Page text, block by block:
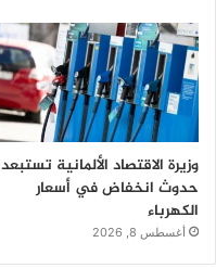
وزيرة الاقتصاد الألمانية تستبعد
حدوث انخفاض في أسعار
الكهرباء
أغسطس 8, 2026